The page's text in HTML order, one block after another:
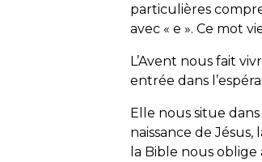
particulières
avec « e ». Ce mot
L’Avent nous fait
entrée dans
Elle nous situe
naissance de
la Bible nous